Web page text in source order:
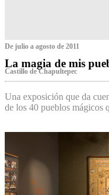
De julio a agosto de 2011
La magia de mis
Castillo de Chapultepec
Una exposición que da
de los 40 pueblos